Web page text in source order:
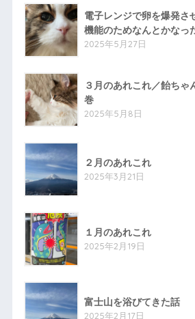
電子レンジで卵を爆発さ
機能のためなんとかなっ
2025年5月27日
３月のあれこれ／飴ちゃ
巻
2025年5月8日
２月のあれこれ
2025年3月21日
１月のあれこれ
2025年2月19日
富士山を浴びてきた話
2025年2月17日